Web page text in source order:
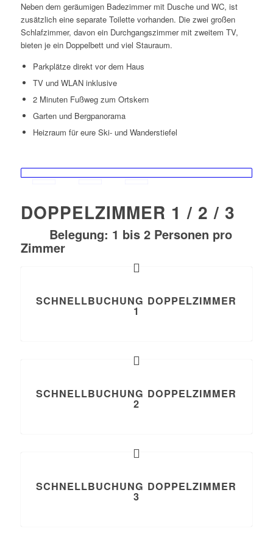
Neben dem geräumigen Badezimmer mit Dusche und WC, ist
zusätzlich eine separate Toilette vorhanden. Die zwei großen
Schlafzimmer, davon ein Durchgangszimmer mit zweitem TV,
bieten je ein Doppelbett und viel Stauraum.
Parkplätze direkt vor dem Haus
TV und WLAN inklusive
2 Minuten Fußweg zum Ortskern
Garten und Bergpanorama
Heizraum für eure Ski- und Wanderstiefel
DOPPELZIMMER 1 / 2 / 3
Belegung: 1 bis 2 Personen pro
Zimmer
SCHNELLBUCHUNG DOPPELZIMMER
1
SCHNELLBUCHUNG DOPPELZIMMER
2
SCHNELLBUCHUNG DOPPELZIMMER
3